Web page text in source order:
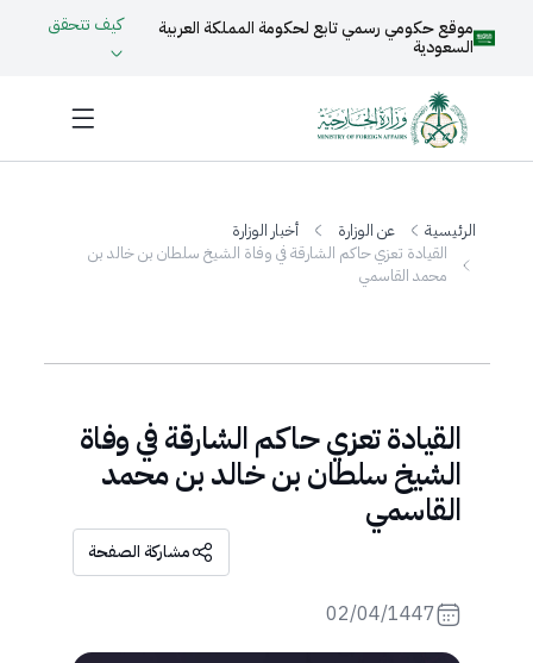
موقع حكومي رسمي تابع لحكومة المملكة العربية
السعودية
كيف تتحقق
الرئيسية عن الوزارة
أخبار الوزارة
القيادة تعزي حاكم الشارقة في وفاة الشيخ سلطان بن خالد بن
محمد القاسمي
القيادة تعزي حاكم الشارقة في وفاة
الشيخ سلطان بن خالد بن محمد
القاسمي
مشاركة الصفحة
02/04/1447